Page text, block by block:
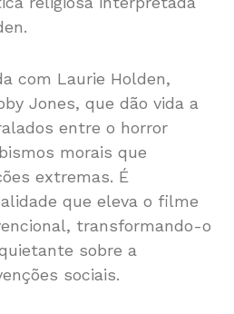
com Laurie Holden,
Jones, que dão vida a
entre o horror
morais que
extremas. É
que eleva o filme
transformando-o
sobre a
sociais.